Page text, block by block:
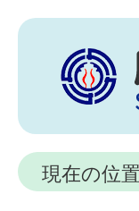
現在の位置